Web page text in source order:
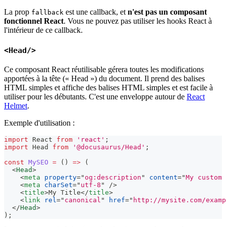
La prop fallback est une callback, etn'est pas un composant
fonctionnel React. Vous ne pouvez pas utiliser les hooks React à
l'intérieur de ce callback.
<Head/>
Ce composant React réutilisable gérera toutes les modifications
apportées à la tête (« Head ») du document. Il prend des balises
HTML simples et affiche des balises HTML simples et est facile à
utiliser pour les débutants. C'est une enveloppe autour de React
Helmet.
Exemple d'utilisation :
import React from 'react' ;
import Head from '@docusaurus/Head' ;
const MySEO = ( ) =>
(
<Head>
<meta property=" og:description " content="My
<meta charSet=" utf-8 "
/>
<title>My Title</title>
<link rel =" canonical " href=" http://mysite.com/
</Head>
) ;